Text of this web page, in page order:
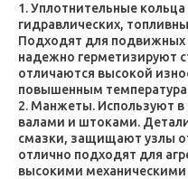
Уплотнительные
гидравлических,
Подходят для
надежно герметизируют
отличаются высокой
повышенным
Манжеты. Используют
валами и штоками.
смазки, защищают узлы
отлично подходят для
высокими механическими